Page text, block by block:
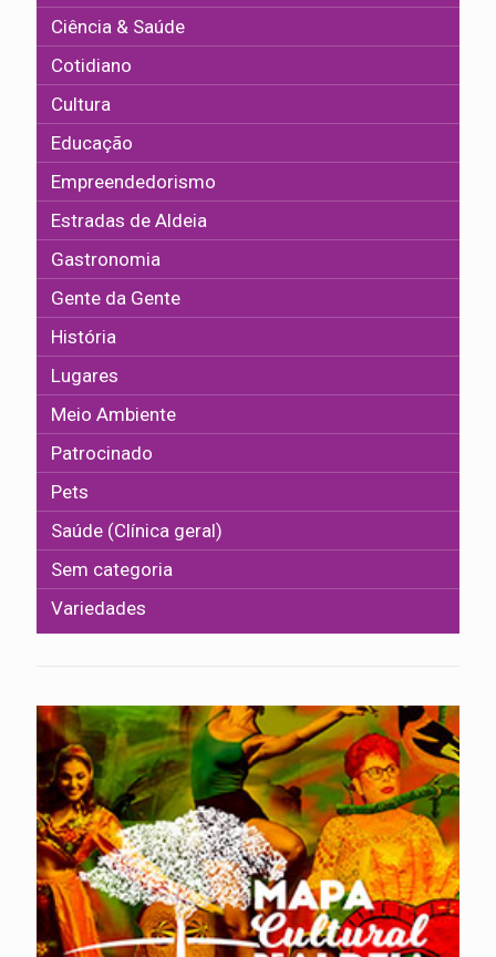
Ciência & Saúde
Cotidiano
Cultura
Educação
Empreendedorismo
Estradas de Aldeia
Gastronomia
Gente da Gente
História
Lugares
Meio Ambiente
Patrocinado
Pets
Saúde (Clínica geral)
Sem categoria
Variedades